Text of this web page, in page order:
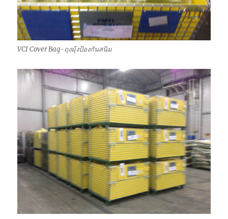
VCI Cover Bag-ถุงมุ้งป้องกันสนิม